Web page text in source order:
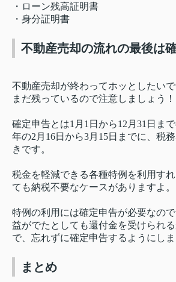
・ローン残高証明書
・身分証明書
不動産売却の流れの最後は
不動産売却が終わってホッとしたい
まだ残っているので注意しましょう！
確定申告とは1月1日から12月31日ま
年の2月16日から3月15日までに、税
きです。
税金を軽減できる各種特例を利用す
ても納税不要なケースがありますよ。
特例の利用には確定申告が必要なの
益がでたとしても還付金を受けられ
で、忘れずに確定申告するようにしま
まとめ